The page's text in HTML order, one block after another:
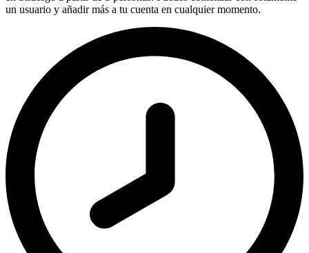
un usuario y añadir más a tu cuenta en cualquier momento.